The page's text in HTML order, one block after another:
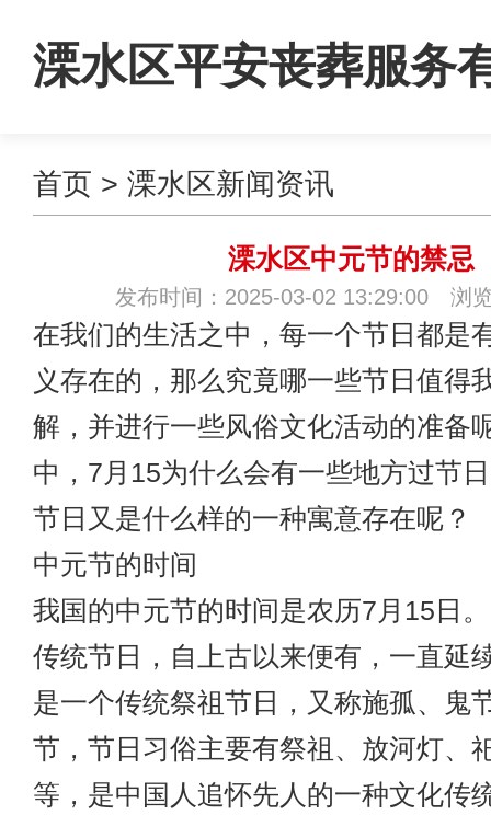
溧水区平安丧葬服务
司
首页 > 溧水区新闻资讯
溧水区中元节的禁忌
发布时间：2025-03-02 13:29:00 浏
在我们的生活之中，每一个节日都是
义存在的，那么究竟哪一些节日值得
解，并进行一些风俗文化活动的准备
中，7月15为什么会有一些地方过节
节日又是什么样的一种寓意存在呢？
中元节的时间
我国的中元节的时间是农历7月15日
传统节日，自上古以来便有，一直延
是一个传统祭祖节日，又称施孤、鬼
节，节日习俗主要有祭祖、放河灯、
等，是中国人追怀先人的一种文化传